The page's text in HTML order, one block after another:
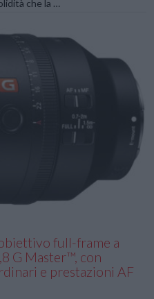
che la …
full-frame a
G Master™, con
e prestazioni AF